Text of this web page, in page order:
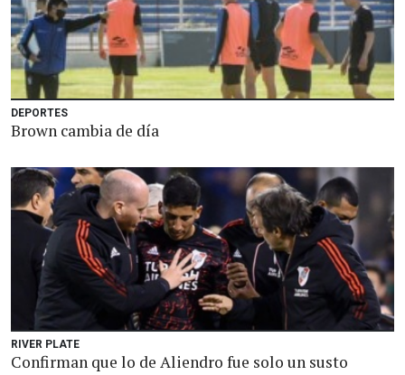
DEPORTES
Brown cambia de día
RIVER PLATE
Confirman que lo de Aliendro fue solo un susto